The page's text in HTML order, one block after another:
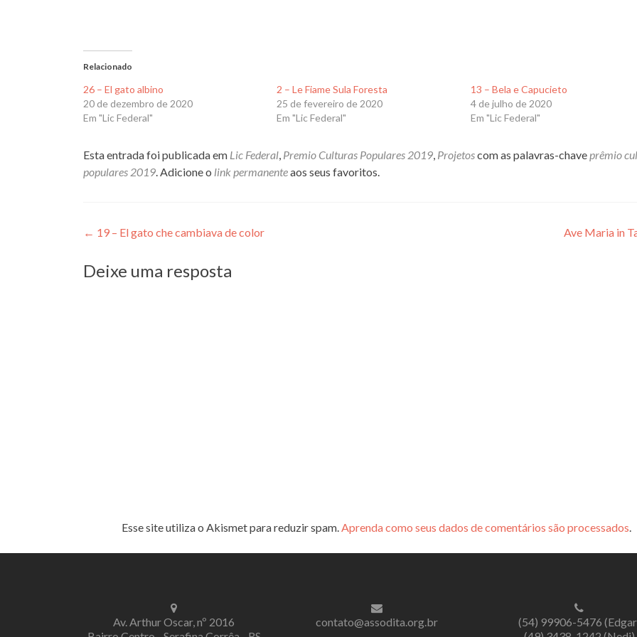
Relacionado
26 – El gato albino
20 de dezembro de 2020
Em "Lic Federal"
2 – Le Fiame Sula Foresta
25 de fevereiro de 2020
Em "Lic Federal"
13 – Bela e Capucieto
4 de julho de 2020
Em "Lic Federal"
Esta entrada foi publicada em Lic Federal Premio Culturas Populares 2019 Projetoscom as palavras-chave prêmio
populares 2019 . Adicione o link permanenteaos seus favoritos.
Navegação
de
Post
← 19 – El gato che cambiava de color Ave Maria in
Deixe uma resposta
Esse site utiliza o Akismet para reduzir spam. Aprenda como seus dados de comentários são processados
Av. Arthur Oscar, nº 2016
contato@assodita.org.br
(54) 99906-5476